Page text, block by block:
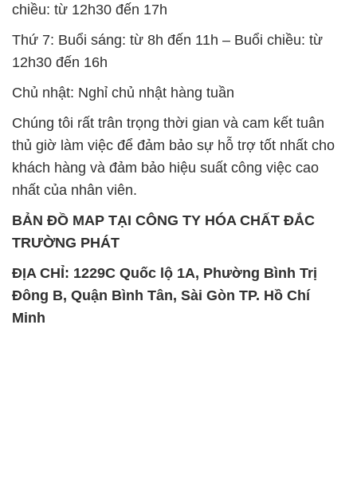
chiều: từ 12h30 đến 17h
Thứ 7: Buổi sáng: từ 8h đến 11h – Buổi chiều: từ
12h30 đến 16h
Chủ nhật: Nghỉ chủ nhật hàng tuần
Chúng tôi rất trân trọng thời gian và cam kết tuân
thủ giờ làm việc để đảm bảo sự hỗ trợ tốt nhất cho
khách hàng và đảm bảo hiệu suất công việc cao
nhất của nhân viên.
BẢN ĐỒ MAP TẠI CÔNG TY HÓA CHẤT ĐẮC
TRƯỜNG PHÁT
ĐỊA CHỈ: 1229C Quốc lộ 1A, Phường Bình Trị
Đông B, Quận Bình Tân, Sài Gòn TP. Hồ Chí
Minh